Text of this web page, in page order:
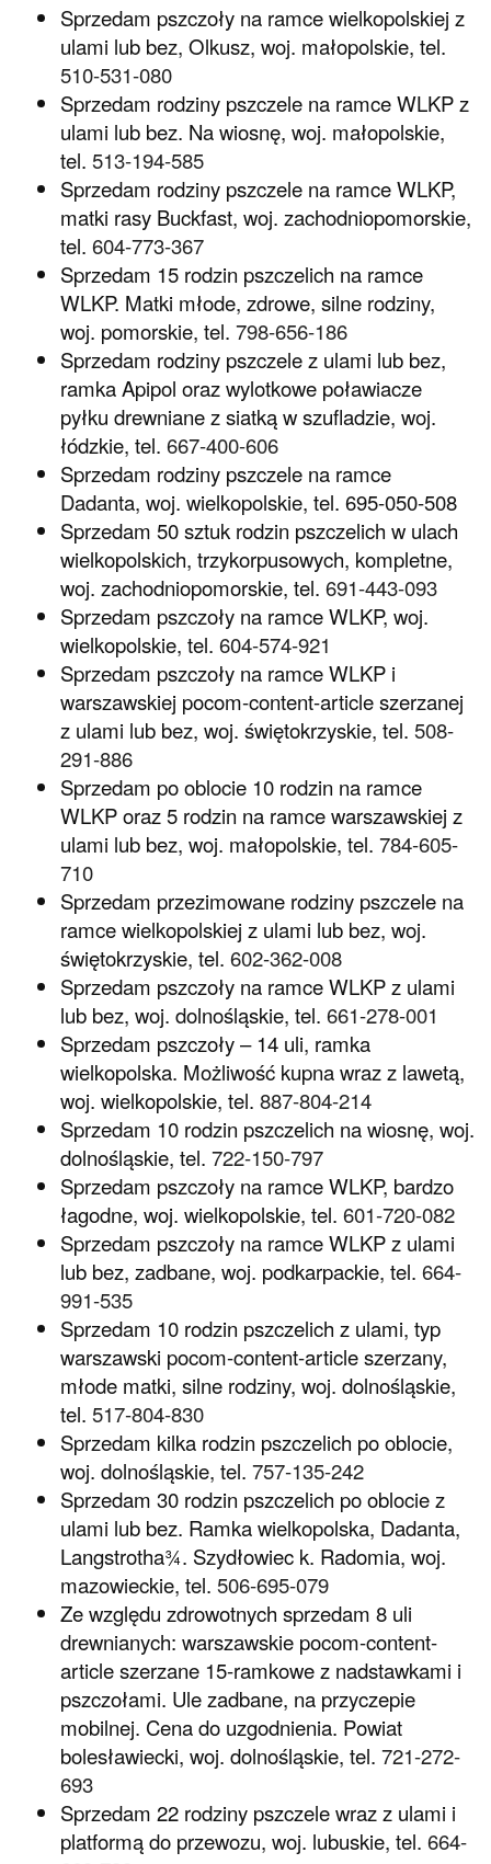
Sprzedam pszczoły na ramce wielkopolskiej z
ulami lub bez, Olkusz, woj. małopolskie, tel.
510-531-080
Sprzedam rodziny pszczele na ramce WLKP z
ulami lub bez. Na wiosnę, woj. małopolskie,
tel. 513-194-585
Sprzedam rodziny pszczele na ramce WLKP,
matki rasy Buckfast, woj. zachodniopomorskie,
tel. 604-773-367
Sprzedam 15 rodzin pszczelich na ramce
WLKP. Matki młode, zdrowe, silne rodziny,
woj. pomorskie, tel. 798-656-186
Sprzedam rodziny pszczele z ulami lub bez,
ramka Apipol oraz wylotkowe poławiacze
pyłku drewniane z siatką w szufladzie, woj.
łódzkie, tel. 667-400-606
Sprzedam rodziny pszczele na ramce
Dadanta, woj. wielkopolskie, tel. 695-050-508
Sprzedam 50 sztuk rodzin pszczelich w ulach
wielkopolskich, trzykorpusowych, kompletne,
woj. zachodniopomorskie, tel. 691-443-093
Sprzedam pszczoły na ramce WLKP, woj.
wielkopolskie, tel. 604-574-921
Sprzedam pszczoły na ramce WLKP i
warszawskiej pocom-content-article szerzanej
z ulami lub bez, woj. świętokrzyskie, tel. 508-
291-886
Sprzedam po oblocie 10 rodzin na ramce
WLKP oraz 5 rodzin na ramce warszawskiej z
ulami lub bez, woj. małopolskie, tel. 784-605-
710
Sprzedam przezimowane rodziny pszczele na
ramce wielkopolskiej z ulami lub bez, woj.
świętokrzyskie, tel. 602-362-008
Sprzedam pszczoły na ramce WLKP z ulami
lub bez, woj. dolnośląskie, tel. 661-278-001
Sprzedam pszczoły – 14 uli, ramka
wielkopolska. Możliwość kupna wraz z lawetą,
woj. wielkopolskie, tel. 887-804-214
Sprzedam 10 rodzin pszczelich na wiosnę, woj.
dolnośląskie, tel. 722-150-797
Sprzedam pszczoły na ramce WLKP, bardzo
łagodne, woj. wielkopolskie, tel. 601-720-082
Sprzedam pszczoły na ramce WLKP z ulami
lub bez, zadbane, woj. podkarpackie, tel. 664-
991-535
Sprzedam 10 rodzin pszczelich z ulami, typ
warszawski pocom-content-article szerzany,
młode matki, silne rodziny, woj. dolnośląskie,
tel. 517-804-830
Sprzedam kilka rodzin pszczelich po oblocie,
woj. dolnośląskie, tel. 757-135-242
Sprzedam 30 rodzin pszczelich po oblocie z
ulami lub bez. Ramka wielkopolska, Dadanta,
Langstrotha¾. Szydłowiec k. Radomia, woj.
mazowieckie, tel. 506-695-079
Ze względu zdrowotnych sprzedam 8 uli
drewnianych: warszawskie pocom-content-
article szerzane 15-ramkowe z nadstawkami i
pszczołami. Ule zadbane, na przyczepie
mobilnej. Cena do uzgodnienia. Powiat
bolesławiecki, woj. dolnośląskie, tel. 721-272-
693
Sprzedam 22 rodziny pszczele wraz z ulami i
platformą do przewozu, woj. lubuskie, tel. 664-